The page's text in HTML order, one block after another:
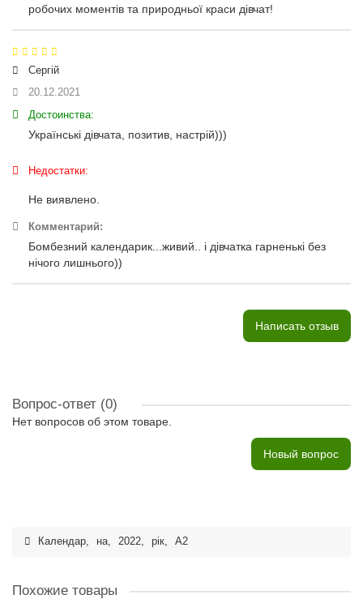
робочих моментів та природньої краси дівчат!
Сергій
20.12.2021
Достоинства:
Українські дівчата, позитив, настрій)))
Недостатки:
Не виявлено.
Комментарий:
Бомбезний календарик...живий.. і дівчатка гарненькі без
нічого лишнього))
Написать отзыв
Вопрос-ответ (0)
Нет вопросов об этом товаре.
Новый вопрос
Календар, на, 2022, рік, А2
Похожие товары